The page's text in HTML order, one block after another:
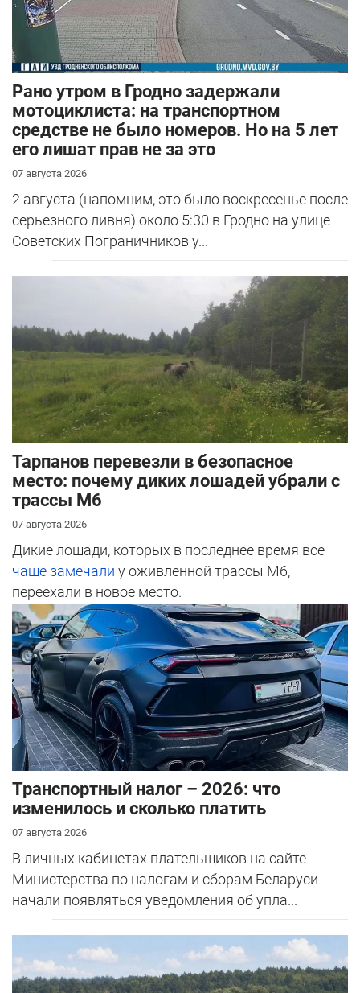
Рано утром в Гродно задержали
мотоциклиста: на транспортном
средстве не было номеров. Но на 5 лет
его лишат прав не за это
07 августа 2026
2 августа (напомним, это было воскресенье после
серьезного ливня) около 5:30 в Гродно на улице
Советских Пограничников у...
Тарпанов перевезли в безопасное
место: почему диких лошадей убрали с
трассы М6
07 августа 2026
Дикие лошади, которых в последнее время все
чаще замечали у оживленной трассы М6,
переехали в новое место.
Транспортный налог – 2026: что
изменилось и сколько платить
07 августа 2026
В личных кабинетах плательщиков на сайте
Министерства по налогам и сборам Беларуси
начали появляться уведомления об упла...